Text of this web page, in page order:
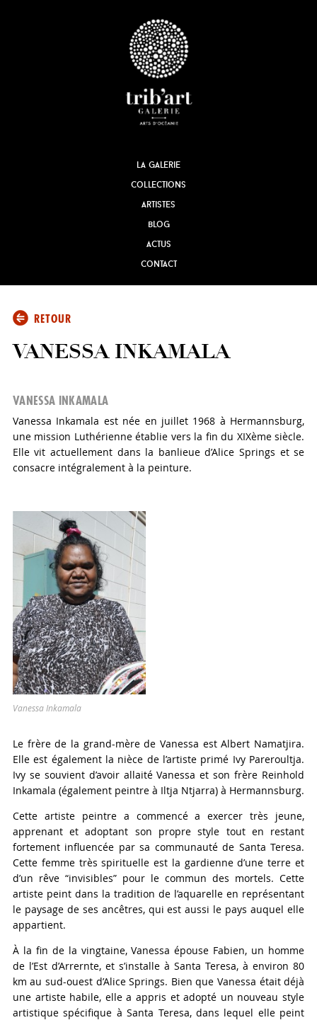
la galerie
collections
artistes
blog
actus
contact
RETOUR
VANESSA INKAMALA
VANESSA INKAMALA
Vanessa Inkamala est née en juillet 1968 à Hermannsburg,
une mission Luthérienne établie vers la fin du XIXème siècle.
Elle vit actuellement dans la banlieue d’Alice Springs et se
consacre intégralement à la peinture.
Vanessa Inkamala
Le frère de la grand-mère de Vanessa est Albert Namatjira.
Elle est également la nièce de l’artiste primé Ivy Pareroultja.
Ivy se souvient d’avoir allaité Vanessa et son frère Reinhold
Inkamala (également peintre à Iltja Ntjarra) à Hermannsburg.
Cette artiste peintre a commencé a exercer très jeune,
apprenant et adoptant son propre style tout en restant
fortement influencée par sa communauté de Santa Teresa.
Cette femme très spirituelle est la gardienne d’une terre et
d’un rêve “invisibles” pour le commun des mortels. Cette
artiste peint dans la tradition de l’aquarelle en représentant
le paysage de ses ancêtres, qui est aussi le pays auquel elle
appartient.
À la fin de la vingtaine, Vanessa épouse Fabien, un homme
de l’Est d’Arrernte, et s’installe à Santa Teresa, à environ 80
km au sud-ouest d’Alice Springs. Bien que Vanessa était déjà
une artiste habile, elle a appris et adopté un nouveau style
artistique spécifique à Santa Teresa, dans lequel elle peint